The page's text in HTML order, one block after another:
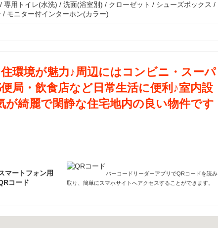
用トイレ(水洗) / 洗面(浴室別) / クローゼット / シューズボックス /
モニター付インターホン(カラー)
環境が魅力♪周辺にはコンビニ・スーパ
局・飲食店など日常生活に便利♪室内設
綺麗で閑静な住宅地内の良い物件です
マートフォン用
コード
バーコードリーダーアプリでQRコードを読み
取り、簡単にスマホサイトへアクセスすることができます。